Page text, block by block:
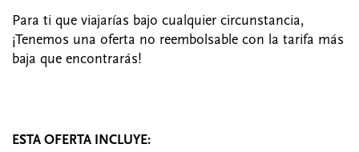
Para ti que viajarías bajo cualquier circunstancia,
¡Tenemos una oferta no reembolsable con la tarifa más
baja que encontrarás!
ESTA OFERTA INCLUYE: